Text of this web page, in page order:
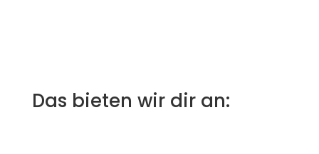
Das bieten wir dir an: